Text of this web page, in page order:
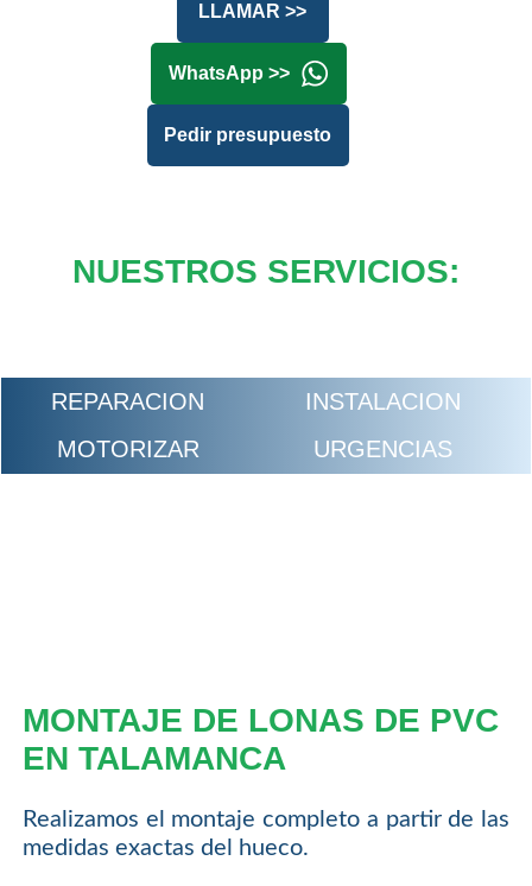
LLAMAR >>
WhatsApp >>
Pedir presupuesto
NUESTROS SERVICIOS:
REPARACION
INSTALACION
MOTORIZAR
URGENCIAS
MONTAJE DE LONAS DE PVC
EN TALAMANCA
Realizamos el montaje completo a partir de las
medidas exactas del hueco.